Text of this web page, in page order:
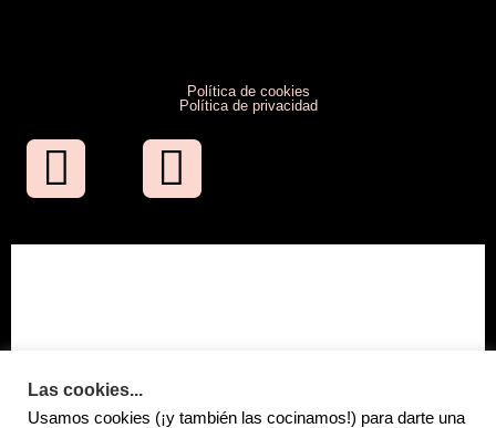
Política de cookies
Política de privacidad
Las cookies...
Usamos cookies (¡y también las cocinamos!) para darte una